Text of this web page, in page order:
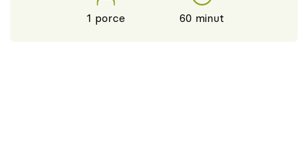
1 porce 60 minut